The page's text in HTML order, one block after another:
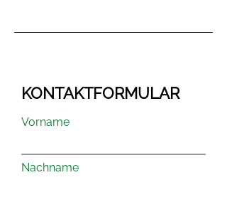
KONTAKTFORMULAR
Vorname
Nachname